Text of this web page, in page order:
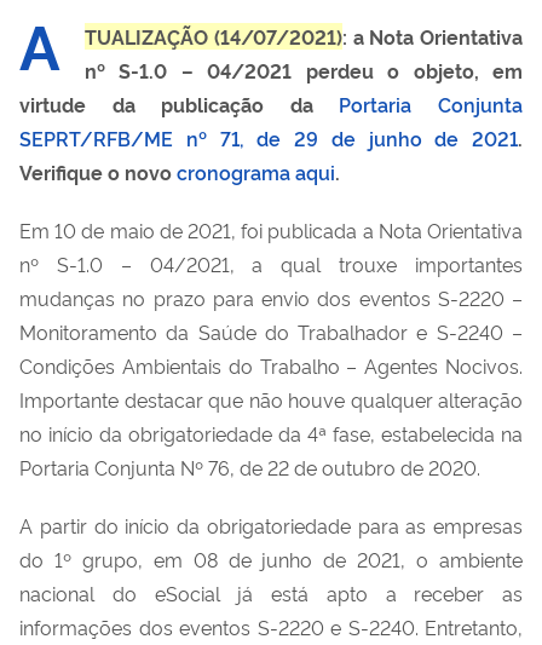
A TUALIZAÇÃO (14/07/2021): a Nota Orientativa
nº S-1.0 – 04/2021 perdeu o objeto, em
virtude da publicação da Portaria Conjunta
SEPRT/RFB/ME nº 71, de 29 de junho de 2021.
Verifique o novocronograma aqui.
Em 10 de maio de 2021, foi publicada a Nota Orientativa
nº S-1.0 – 04/2021, a qual trouxe importantes
mudanças no prazo para envio dos eventos S-2220 –
Monitoramento da Saúde do Trabalhador e S-2240 –
Condições Ambientais do Trabalho – Agentes Nocivos.
Importante destacar que não houve qualquer alteração
no início da obrigatoriedade da 4ª fase, estabelecida na
Portaria Conjunta Nº 76, de 22 de outubro de 2020.
A partir do início da obrigatoriedade para as empresas
do 1º grupo, em 08 de junho de 2021, o ambiente
nacional do eSocial já está apto a receber as
informações dos eventos S-2220 e S-2240. Entretanto,